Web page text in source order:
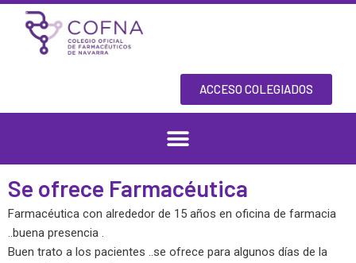
Skip
content
ACCESO COLEGIADOS
Se ofrece Farmacéutica
Farmacéutica con alrededor de 15 años en oficina de farmacia
..buena presencia .
Buen trato a los pacientes ..se ofrece para algunos días de la